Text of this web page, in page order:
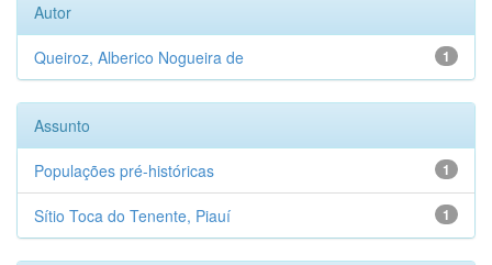
Autor
1
Queiroz, Alberico Nogueira de
Assunto
1
Populações pré-históricas
1
Sítio Toca do Tenente, Piauí